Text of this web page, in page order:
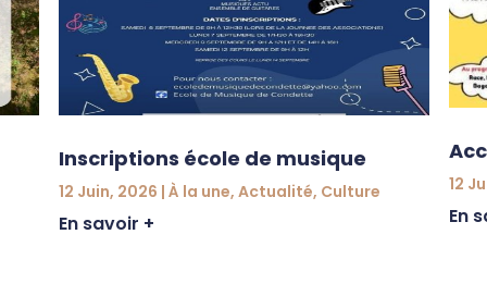
Inscriptions école de musique
12 Juin, 2026 | À la une, Actualité, Culture
En savoir +
12
En